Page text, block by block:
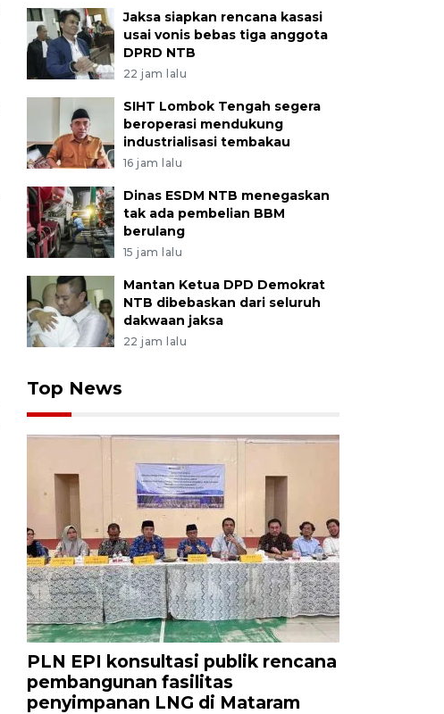
Jaksa siapkan rencana kasasi
usai vonis bebas tiga anggota
DPRD NTB
22 jam lalu
SIHT Lombok Tengah segera
beroperasi mendukung
industrialisasi tembakau
16 jam lalu
Dinas ESDM NTB menegaskan
tak ada pembelian BBM
berulang
15 jam lalu
Mantan Ketua DPD Demokrat
NTB dibebaskan dari seluruh
dakwaan jaksa
22 jam lalu
Top News
PLN EPI konsultasi publik rencana
pembangunan fasilitas
penyimpanan LNG di Mataram